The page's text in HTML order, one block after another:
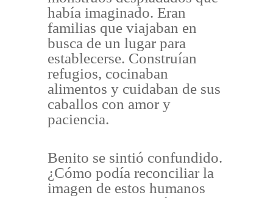
había imaginado. Eran
familias que viajaban en
busca de un lugar para
establecerse. Construían
refugios, cocinaban
alimentos y cuidaban de sus
caballos con amor y
paciencia.
Benito se sintió confundido.
¿Cómo podía reconciliar la
imagen de estos humanos